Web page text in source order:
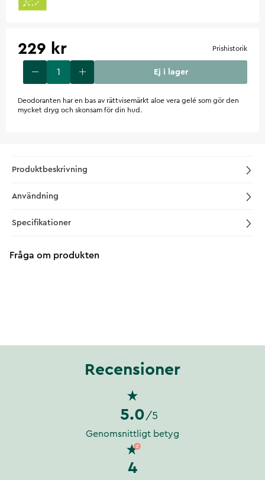
229 kr Prishistorik
Ej i lager
Deodoranten har en bas av rättvisemärkt aloe vera gelé som gör den
mycket dryg och skonsam för din hud.
Produktbeskrivning
Användning
Specifikationer
Fråga om produkten
Recensioner
5.0 /5
Genomsnittligt betyg
4